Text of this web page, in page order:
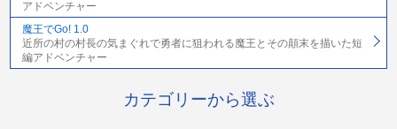
アドベンチャー
魔王でGo! 1.0
近所の村の村長の気まぐれで勇者に狙われる魔王とその顛末を描いた短
編アドベンチャー
カテゴリーから選ぶ